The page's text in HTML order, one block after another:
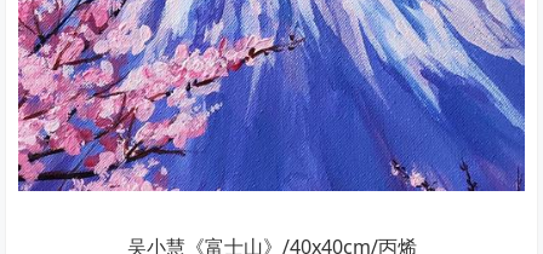
吴小慧《富士山》/40x40cm/丙烯